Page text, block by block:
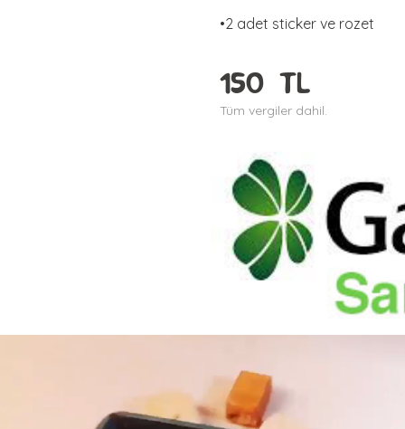
•2 adet sticker ve rozet
150 TL
Tüm vergiler dahil.